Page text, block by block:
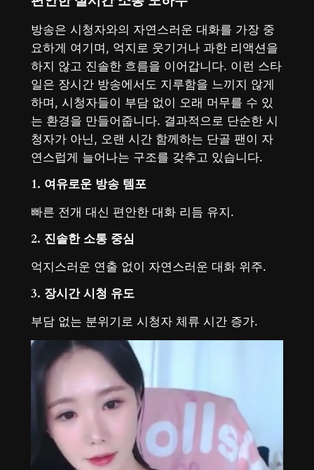
방송은 시청자와의 자연스러운 대화를 가장 중
요하게 여기며, 억지로 웃기거나 과한 리액션을
하지 않고 진솔한 흐름을 이어갑니다. 이런 스타
일은 장시간 방송에서도 지루함을 느끼지 않게
하며, 시청자들이 부담 없이 오래 머무를 수 있
는 환경을 만들어줍니다. 결과적으로 단순한 시
청자가 아닌, 오랜 시간 함께하는 단골 팬이 자
연스럽게 늘어나는 구조를 갖추고 있습니다.
1. 여유로운 방송 템포
빠른 전개 대신 편안한 대화 리듬 유지.
2. 진솔한 소통 중심
억지스러운 연출 없이 자연스러운 대화 위주.
3. 장시간 시청 유도
부담 없는 분위기로 시청자 체류 시간 증가.